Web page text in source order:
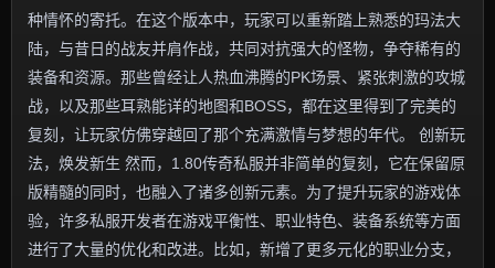
种情怀的寄托。在这个版本中，玩家可以重新踏上熟悉的玛法大
陆，与昔日的战友并肩作战，共同对抗强大的怪物，争夺稀有的
装备和资源。那些曾经让人热血沸腾的PK场景、紧张刺激的攻城
战，以及那些耳熟能详的地图和BOSS，都在这里得到了完美的
复刻，让玩家仿佛穿越回了那个充满激情与梦想的年代。 创新玩
法，焕发新生 然而，1.80传奇私服并非简单的复刻，它在保留原
版精髓的同时，也融入了诸多创新元素。为了提升玩家的游戏体
验，许多私服开发者在游戏平衡性、职业特色、装备系统等方面
进行了大量的优化和改进。比如，新增了更多元化的职业分支，